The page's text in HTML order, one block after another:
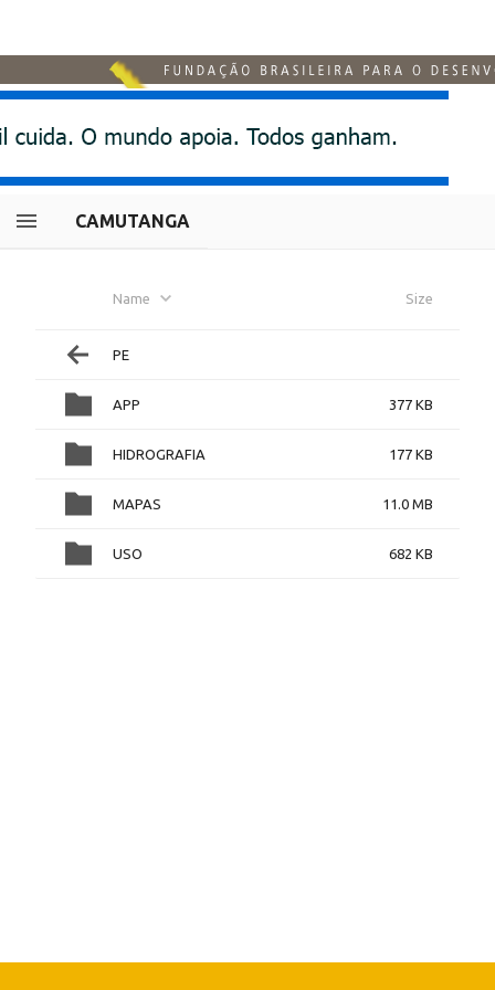
CAMUTANGA
Name Size
PE
APP 377 KB
HIDROGRAFIA 177 KB
MAPAS 11.0 MB
USO 682 KB